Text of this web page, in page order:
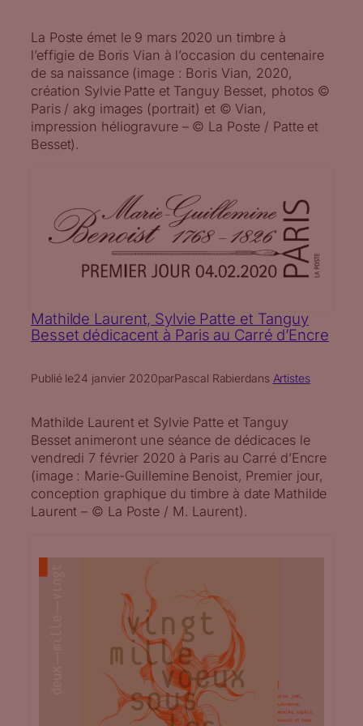
La Poste émet le 9 mars 2020 un timbre à
l’effigie de Boris Vian à l’occasion du centenaire
de sa naissance (image : Boris Vian, 2020,
création Sylvie Patte et Tanguy Besset, photos ©
Paris / akg images (portrait) et © Vian,
impression héliogravure – © La Poste / Patte et
Besset).
Mathilde Laurent, Sylvie Patte et Tanguy
Besset dédicacent à Paris au Carré d’Encre
Publié le24 janvier 2020parPascal Rabierdans Artistes
Mathilde Laurent et Sylvie Patte et Tanguy
Besset animeront une séance de dédicaces le
vendredi 7 février 2020 à Paris au Carré d’Encre
(image : Marie-Guillemine Benoist, Premier jour,
conception graphique du timbre à date Mathilde
Laurent – © La Poste / M. Laurent).